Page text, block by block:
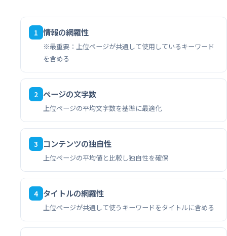
1 情報の網羅性
※最重要：上位ページが共通して使用しているキーワード
を含める
2 ページの文字数
上位ページの平均文字数を基準に最適化
3 コンテンツの独自性
上位ページの平均値と比較し独自性を確保
4 タイトルの網羅性
上位ページが共通して使うキーワードをタイトルに含める